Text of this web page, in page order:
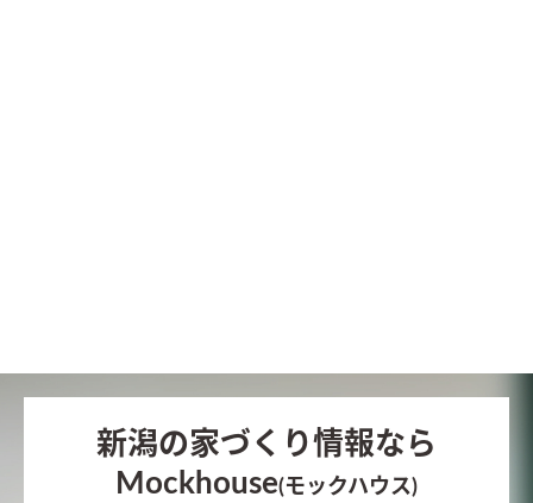
新潟の家づくり情報なら
Mockhouse(モックハウス)